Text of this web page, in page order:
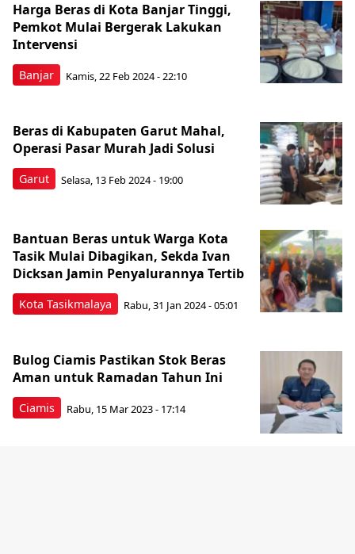
Banjar
Harga Beras di Kota Banjar Tinggi,
Pemkot Mulai Bergerak Lakukan
Intervensi
Kamis, 22 Feb 2024 - 22:10
Garut
Beras di Kabupaten Garut Mahal,
Operasi Pasar Murah Jadi Solusi
Selasa, 13 Feb 2024 - 19:00
Kota Tasikmalaya
Bantuan Beras untuk Warga Kota
Tasik Mulai Dibagikan, Sekda Ivan
Dicksan Jamin Penyalurannya Tertib
Rabu, 31 Jan 2024 - 05:01
Ciamis
Bulog Ciamis Pastikan Stok Beras
Aman untuk Ramadan Tahun Ini
Rabu, 15 Mar 2023 - 17:14